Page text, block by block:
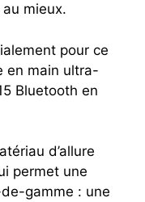
mieux.
pour ce
en main ultra-
Bluetooth en
d’allure
permet une
gamme : une